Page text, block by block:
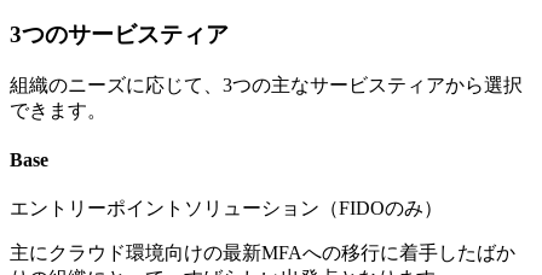
3つのサービスティア
組織のニーズに応じて、3つの主なサービスティアから選択
できます。
Base
エントリーポイントソリューション（FIDOのみ）
主にクラウド環境向けの最新MFAへの移行に着手したばか